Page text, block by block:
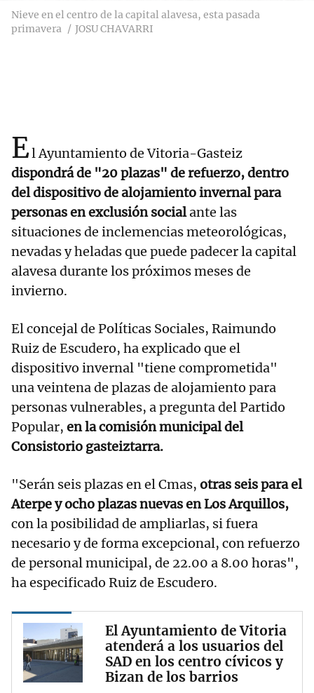
Nieve en el centro de la capital alavesa, esta pasada
primavera
JOSU CHAVARRI
El Ayuntamiento de Vitoria-Gasteiz
dispondrá de "20 plazas" de refuerzo, dentro
del dispositivo de alojamiento invernal para
personas en exclusión socialante las
situaciones de inclemencias meteorológicas,
nevadas y heladas que puede padecer la capital
alavesa durante los próximos meses de
invierno.
El concejal de Políticas Sociales, Raimundo
Ruiz de Escudero, ha explicado que el
dispositivo invernal "tiene comprometida"
una veintena de plazas de alojamiento para
personas vulnerables, a pregunta del Partido
Popular, en la comisión municipal del
Consistorio gasteiztarra.
"Serán seis plazas en el Cmas, otras seis para el
Aterpe y ocho plazas nuevas en Los Arquillos,
con la posibilidad de ampliarlas, si fuera
necesario y de forma excepcional, con refuerzo
de personal municipal, de 22.00 a 8.00 horas",
ha especificado Ruiz de Escudero.
El Ayuntamiento de Vitoria
atenderá a los usuarios del
SAD en los centro cívicos y
Bizan de los barrios